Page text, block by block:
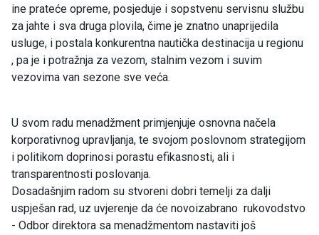
ine prateće opreme, posjeduje i sopstvenu servisnu službu
za jahte i sva druga plovila, čime je znatno unaprijedila
usluge, i postala konkurentna nautička destinacija u regionu
, pa je i potražnja za vezom, stalnim vezom i suvim
vezovima van sezone sve veća.
U svom radu menadžment primjenjuje osnovna načela
korporativnog upravljanja, te svojom poslovnom strategijom
i politikom doprinosi porastu efikasnosti, ali i
transparentnosti poslovanja.
Dosadašnjim radom su stvoreni dobri temelji za dalji
uspješan rad, uz uvjerenje da će novoizabrano rukovodstvo
- Odbor direktora sa menadžmentom nastaviti još